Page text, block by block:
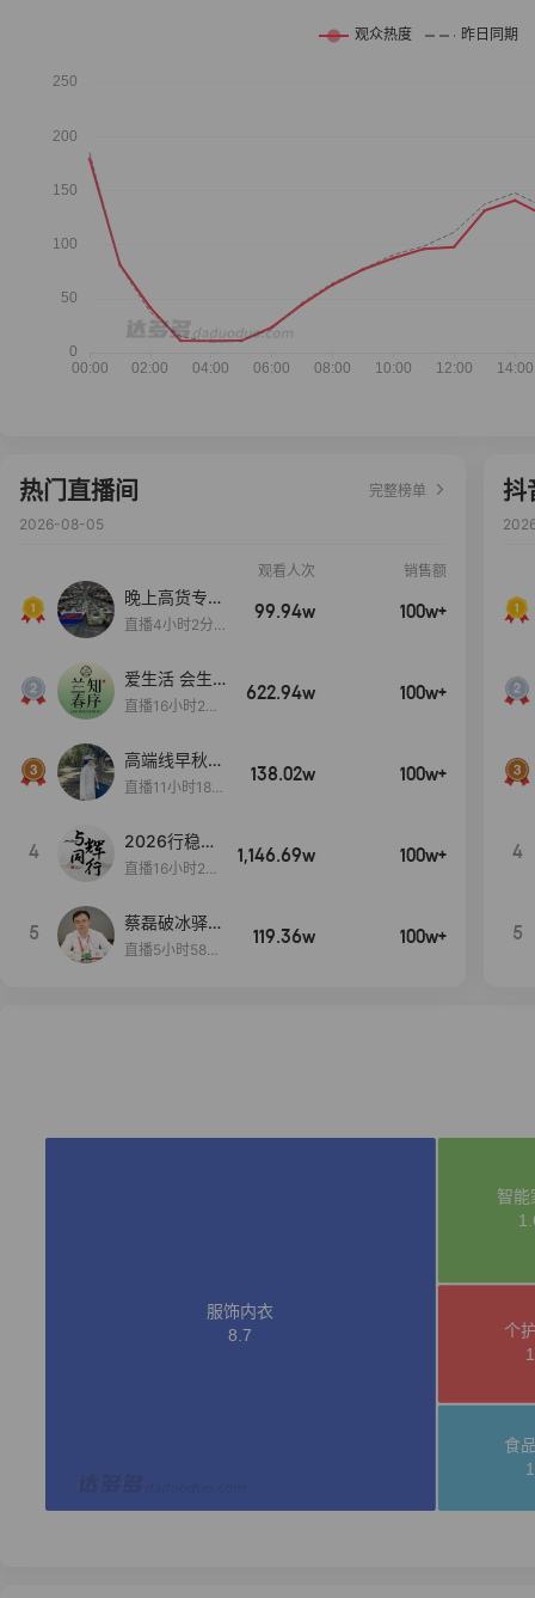
热门直播间
完整榜单
2026-08-05
观看人次 销售额
晚上高货专场
大放漏
直播4小时2分5
99.94w 100w+
爱生活 会生
活
直播16小时24
622.94w 100w+
高端线早秋现
货首发
直播11小时18分
138.02w 100w+
4
2026行稳致
远
直播16小时20
1,146.69w 100w+
5
蔡磊破冰驿站
直播间好物分
直播5小时58分
119.36w 100w+
抖
4
5